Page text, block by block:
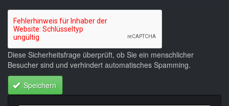
Diese Sicherheitsfrage überprüft, ob Sie ein menschlicher
Besucher sind und verhindert automatisches Spamming.
Speichern